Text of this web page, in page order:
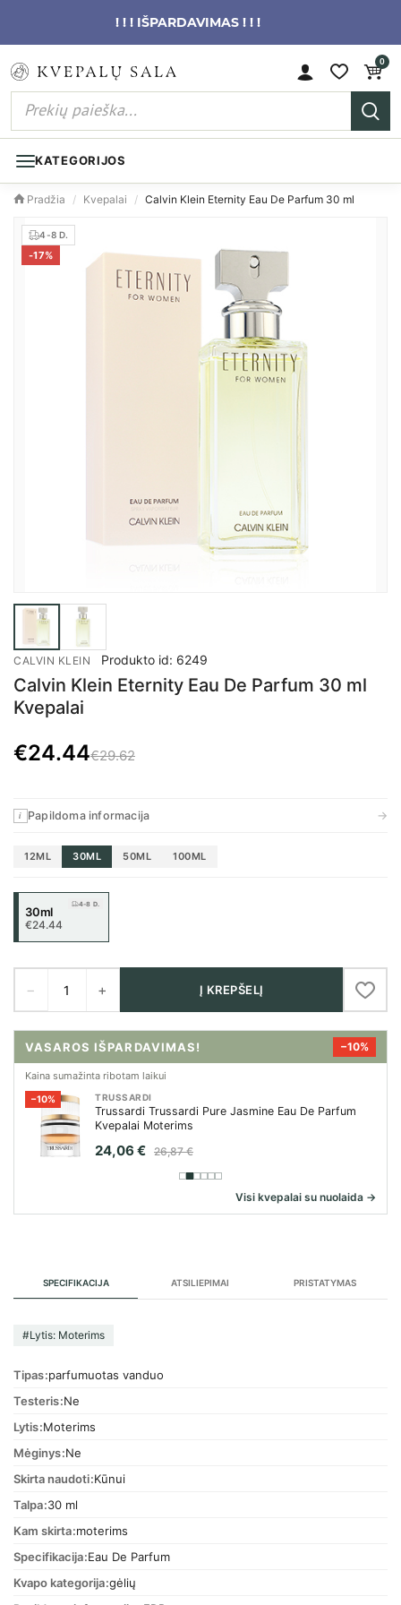
! ! ! IŠPARDAVIMAS ! ! !
0
KATEGORIJOS
Pradžia / Kvepalai / Calvin Klein Eternity Eau De Parfum 30 ml
4-8 D.
-17%
CALVIN KLEIN Produkto id: 6249
Calvin Klein Eternity Eau De Parfum 30 ml
Kvepalai
€24.44€29.62
i Papildoma informacija →
12ML 30ML 50ML 100ML
30ml
€24.44
4-8 D.
− + Į KREPŠELĮ
VASAROS IŠPARDAVIMAS! −10%
Kaina sumažinta ribotam laikui
−10% TRUSSARDI
Trussardi Trussardi Pure Jasmine Eau De Parfum
Kvepalai Moterims
24,06 € 26,87 €
Visi kvepalai su nuolaida →
SPECIFIKACIJA ATSILIEPIMAI PRISTATYMAS
#Lytis: Moterims
Tipas parfumuotas vanduo
Testeris Ne
Lytis Moterims
Mėginys Ne
Skirta naudoti Kūnui
Talpa 30 ml
Kam skirta moterims
Specifikacija Eau De Parfum
Kvapo kategorija gėlių